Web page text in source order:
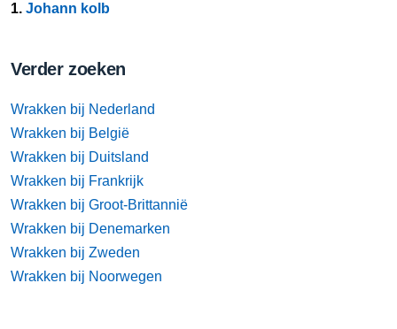
1. Johann kolb
Verder zoeken
Wrakken bij Nederland
Wrakken bij België
Wrakken bij Duitsland
Wrakken bij Frankrijk
Wrakken bij Groot-Brittannië
Wrakken bij Denemarken
Wrakken bij Zweden
Wrakken bij Noorwegen